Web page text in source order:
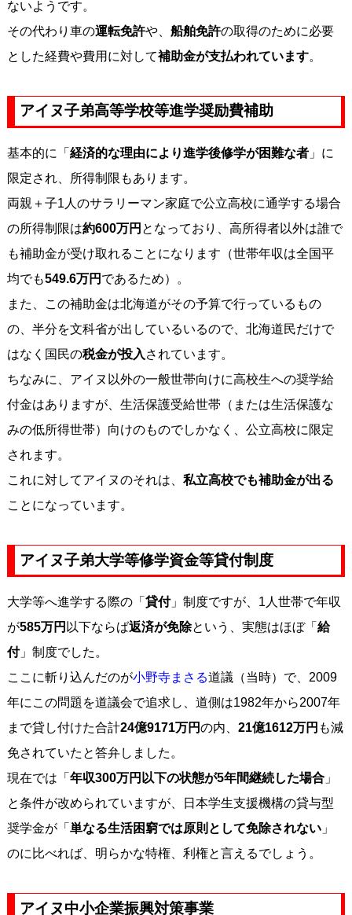
ないようです。
その代わり車の運転免許や、 船舶免許の取得のために必要
とした経費や費用に対して補助金が支払われています。
アイヌ子弟高等学校等進学奨励費補助
基本的に「 経済的な理由により進学後修学が困難な者」に
限定され、所得制限もあります。
両親＋子1人のサラリーマン家庭で公立高校に通学する場合
の所得制限は約600万円 となっており、高所得者以外は誰で
も補助金が受け取れることになります（世帯年収は全国平
均でも549.6万円 であるため）。
また、この補助金は北海道がその予算で行っているもの
の、半分を文科省が出しているいるので、北海道民だけで
はなく国民の税金が投入 されています。
ちなみに、アイヌ以外の一般世帯向けに高校生への奨学給
付金はありますが、生活保護受給世帯（または生活保護な
みの低所得世帯）向けのものでしかなく、公立高校に限定
されます。
これに対してアイヌのそれは、 私立高校でも補助金が出る
ことになっています。
アイヌ子弟大学等修学資金等貸付制度
大学等へ進学する際の「 貸付」制度ですが、1人世帯で年収
が585万円 以下ならば返済が免除という、実態はほぼ「 給
付」制度でした。
ここに斬り込んだのが小野寺まさる道議（当時）で、2009
年にこの問題を道議会で追求し、道側は1982年から2007年
まで貸し付けた合計24億9171万円の内、 21億1612万円 も減
免されていたと答弁しました。
現在では「 年収300万円以下の状態が5年間継続した場合」
と条件が改められていますが、日本学生支援機構の貸与型
奨学金が「 単なる生活困窮では原則として免除されない」
のに比べれば、明らかな特権、利権と言えるでしょう。
アイヌ中小企業振興対策事業